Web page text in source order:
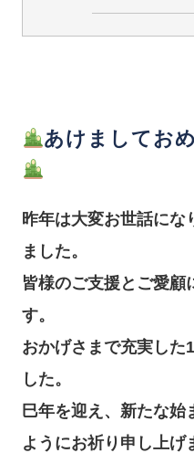
あけましてお
昨年は大変お世話に
ました。
皆様のご支援とご愛顧
す。
おかげさまで充実した
した。
巳年を迎え、新たな
ようにお祈り申し上げ